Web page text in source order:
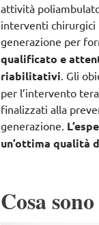
attività
interventi chirurgici
generazione per
qualificato e
riabilitativi . Gli
per l’intervento
finalizzati alla
generazione.
un’ottima qualità
Cosa